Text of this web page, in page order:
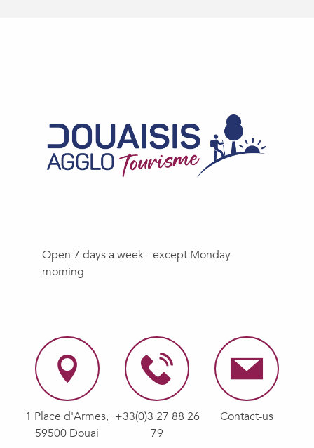
Open 7 days a week - except Monday
morning
1 Place d'Armes,
59500 Douai
+33(0)3 27 88 26
79
Contact-us